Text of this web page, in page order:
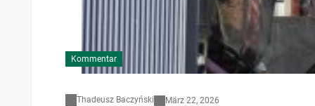
Kommentar
Thadeusz Baczyński März 22, 2026